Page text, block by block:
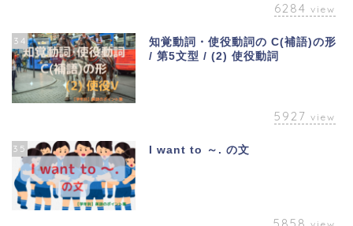
6284 view
34
知覚動詞・使役動詞の C(補語)の形
/ 第5文型 / (2) 使役動詞
5927 view
35 I want to ～. の文